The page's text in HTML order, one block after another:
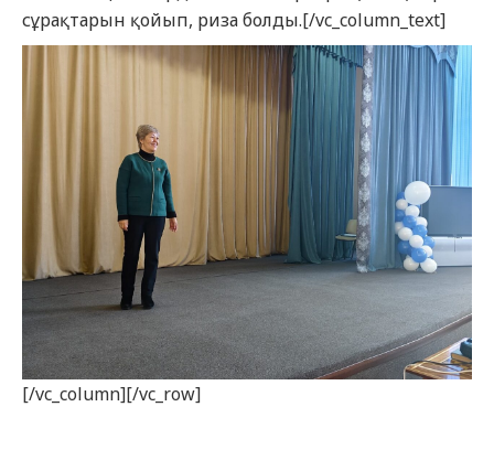
сұрақтарын қойып, риза болды.[/vc_column_text]
[/vc_column][/vc_row]